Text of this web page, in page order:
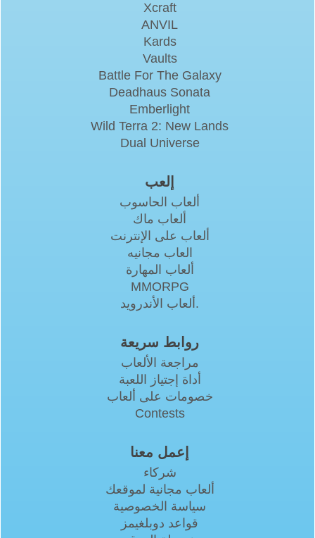
Xcraft
ANVIL
Kards
Vaults
Battle For The Galaxy
Deadhaus Sonata
Emberlight
Wild Terra 2: New Lands
Dual Universe
إلعب
ألعاب الحاسوب
ألعاب ماك
ألعاب على الإنترنت
العاب مجانيه
ألعاب المهارة
MMORPG
ألعاب الأندرويد.
روابط سريعة
مراجعة الألعاب
أداة إجتياز اللعبة
خصومات على ألعاب
Contests
إعمل معنا
شركاء
ألعاب مجانية لموقعك
سياسة الخصوصية
قواعد دوبلغيمز